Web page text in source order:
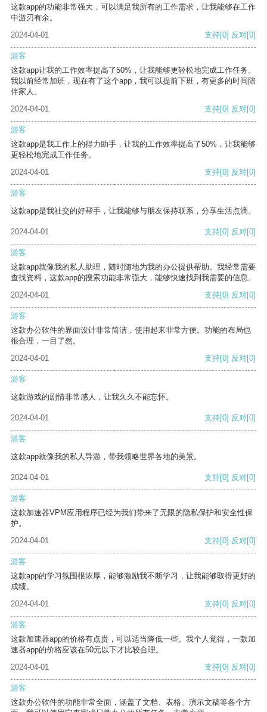
这款app的功能非常强大，可以满足我所有的工作需求，让我能够在工作
中游刃有余。
2024-04-01
支持[0] 反对[0]
游客
这款app让我的工作效率提高了50%，让我能够更轻松地完成工作任务。
我以前经常加班，现在有了这个app，我可以提前下班，有更多的时间陪
伴家人。
2024-04-01
支持[0] 反对[0]
游客
这款app是我工作上的得力助手，让我的工作效率提高了50%，让我能够
更轻松地完成工作任务。
2024-04-01
支持[0] 反对[0]
游客
这款app是我社交的好帮手，让我能够与朋友保持联系，分享生活点滴。
2024-04-01 支持[0] 反对[0]
游客
这款app就像我的私人助理，随时随地为我的办公提供帮助。我经常需要
查找资料，这款app的搜索功能非常强大，能够快速找到我需要的信息。
2024-04-01
支持[0] 反对[0]
游客
这款办公软件的界面设计非常简洁，使用起来非常方便。功能的布局也
很合理，一目了然。
2024-04-01
支持[0] 反对[0]
游客
这款游戏的剧情非常感人，让我久久不能忘怀。
2024-04-01 支持[0] 反对[0]
游客
这款app就像我的私人导游，带我领略世界各地的美景。
2024-04-01 支持[0] 反对[0]
游客
这款加速器VPM应用程序已经为我们带来了无限的隐私保护和安全性保
护。
2024-04-01
支持[0] 反对[0]
游客
这款app的学习氛围很浓厚，能够激励我不断学习，让我能够取得更好的
成绩。
2024-04-01
支持[0] 反对[0]
游客
这款加速器app的价格有点贵，可以适当降低一些。我个人觉得，一款加
速器app的价格应该在50元以下才比较合理。
2024-04-01
支持[0] 反对[0]
游客
这款办公软件的功能非常全面，涵盖了文档、表格、演示文稿等各个方